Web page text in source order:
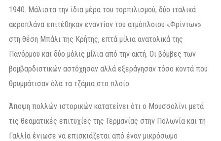
1940. Μάλιστα την ίδια μέρα του τορπιλισμού, δύο ιταλικά
αεροπλάνα επιτέθηκαν εναντίον του ατμόπλοιου «Φρίντων»
στη θέση Μπάλι της Κρήτης, επτά μίλια ανατολικά της
Πανόρμου και δύο μόλις μίλια από την ακτή. Οι βόμβες των
βομβαρδιστικών αστόχησαν αλλά εξεράγησαν τόσο κοντά που
θρυμμάτισαν όλα τα τζάμια στο πλοίο.
Άποψη πολλών ιστορικών κατατείνει ότι ο Μουσσολίνι μετά
τις θεαματικές επιτυχίες της Γερμανίας στην Πολωνία και τη
Γαλλία ένιωσε να επισκιάζεται από έναν μικρόσωμο